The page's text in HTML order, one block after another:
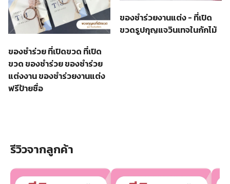
ของชำร่วย ที่เปิดขวด ที่เปิด
ขวด ของชําร่วย ของชำร่วย
แต่งงาน ของชำร่วยงานแต่ง
ฟรีป้ายชื่อ
ของชำร่วยงานแต่ง - ที่เปิด
ขวดรูปกุญแจวินเทจในกักไม้
รีวิวจากลูกค้า